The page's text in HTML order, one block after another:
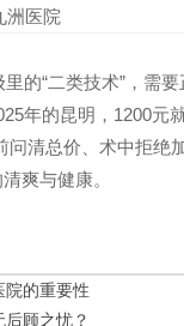
洲医院
的“二类技术”，需
年的昆明，1200
问清总价、术中拒
爽与健康。
院的重要性
顾之忧？